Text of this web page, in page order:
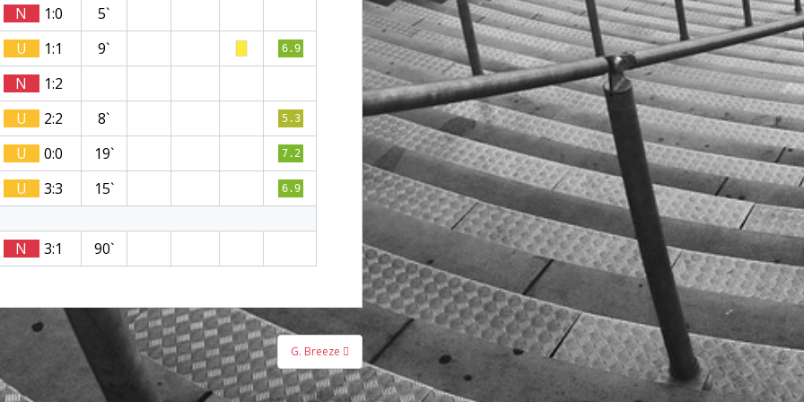
N 1:0
5`
U 1:1 9` 6.9
N
1:2
U 2:2 8` 5.3
U 0:0 19` 7.2
U 3:3 15` 6.9
N 3:1 90`
G. Breeze